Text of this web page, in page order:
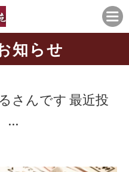
知らせ
さんです 最近投
…